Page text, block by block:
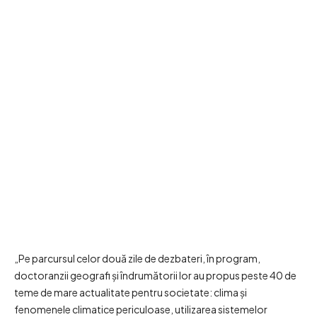
„Pe parcursul celor două zile de dezbateri, în program,
doctoranzii geografi și îndrumătorii lor au propus peste 40 de
teme de mare actualitate pentru societate: clima și
fenomenele climatice periculoase, utilizarea sistemelor